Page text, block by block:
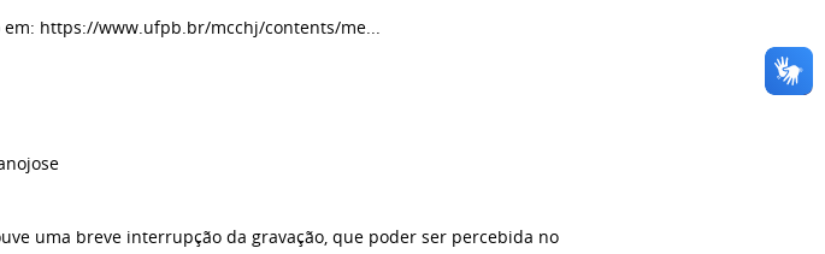
https://www.ufpb.br/mcchj/contents/me...
uma breve interrupção da gravação, que poder ser percebida no